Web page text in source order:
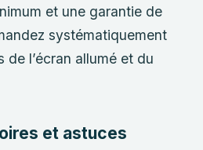
et une garantie de
systématiquement
de l’écran allumé et du
et astuces